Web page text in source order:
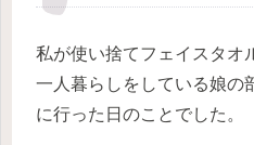
私が使い捨てフェイスタオ
一人暮らしをしている娘の
に行った日のことでした。